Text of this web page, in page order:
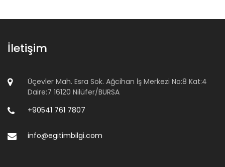
İletişim
Üçevler Mah. Esra Sok. Ağcihan İş Merkezi No:8 Kat:4
Daire:7 16120 Nilüfer/BURSA
+90541 761 7807
info@egitimbilgi.com